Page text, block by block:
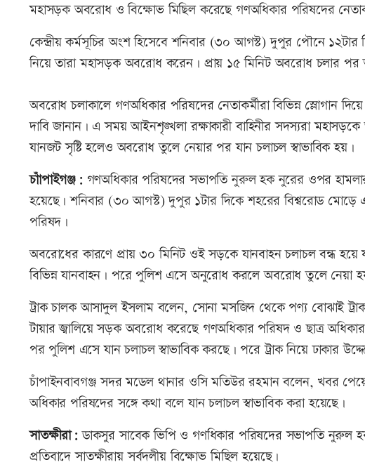
মহাসড়ক অবরোধ ও বিক্ষোভ মিছিল করেছে গণঅধিকার পরিষদের
কেন্দ্রীয় কর্মসূচির অংশ হিসেবে শনিবার (৩০ আগস্ট) দুপুর পৌনে
নিয়ে তারা মহাসড়ক অবরোধ করেন। প্রায় ১৫ মিনিট অবরোধ চলার পর
অবরোধ চলাকালে গণঅধিকার পরিষদের নেতাকর্মীরা বিভিন্ন স্লোগান
দাবি জানান। এ সময় আইনশৃঙ্খলা রক্ষাকারী বাহিনীর সদস্যরা
যানজট সৃষ্টি হলেও অবরোধ তুলে নেয়ার পর যান চলাচল স্বাভাবিক হয়।
চাাঁপাইগঞ্জ:গণঅধিকার পরিষদের সভাপতি নুরুল হক নুরের ওপর
হয়েছে। শনিবার (৩০ আগস্ট) দুপুর ১টার দিকে শহরের বিশ্বরোড মোড়ে
পরিষদ।
অবরোধের কারণে প্রায় ৩০ মিনিট ওই সড়কে যানবাহন চলাচল বন্ধ
বিভিন্ন যানবাহন। পরে পুলিশ এসে অনুরোধ করলে অবরোধ তুলে নেয়া
ট্রাক চালক আসাদুল ইসলাম বলেন, সোনা মসজিদ থেকে পণ্য বোঝাই ট্রাক
টায়ার জ্বালিয়ে সড়ক অবরোধ করেছে গণঅধিকার পরিষদ ও ছাত্র
পর পুলিশ এসে যান চলাচল স্বাভাবিক করছে। পরে ট্রাক নিয়ে ঢাকার
চাঁপাইনবাবগঞ্জ সদর মডেল থানার ওসি মতিউর রহমান বলেন, খবর
অধিকার পরিষদের সঙ্গে কথা বলে যান চলাচল স্বাভাবিক করা হয়েছে।
সাতক্ষীরা:ডাকসুর সাবেক ভিপি ও গণধিকার পরিষদের সভাপতি নুরুল
প্রতিবাদে সাতক্ষীরায় সর্বদলীয় বিক্ষোভ মিছিল হয়েছে।